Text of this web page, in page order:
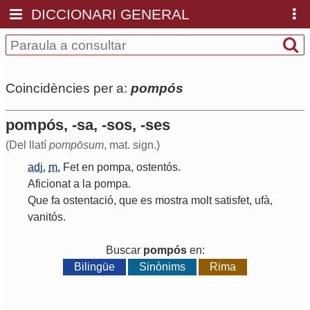
DICCIONARI GENERAL
Coincidències per a: pompós
pompós, -sa, -sos, -ses
(Del llatí pompōsum, mat. sign.)
adj. m. Fet en pompa, ostentós.
Aficionat a la pompa.
Que fa ostentació, que es mostra molt satisfet, ufà,
vanitós.
Buscar pompósen:
Bilingüe
Sinònims Rima